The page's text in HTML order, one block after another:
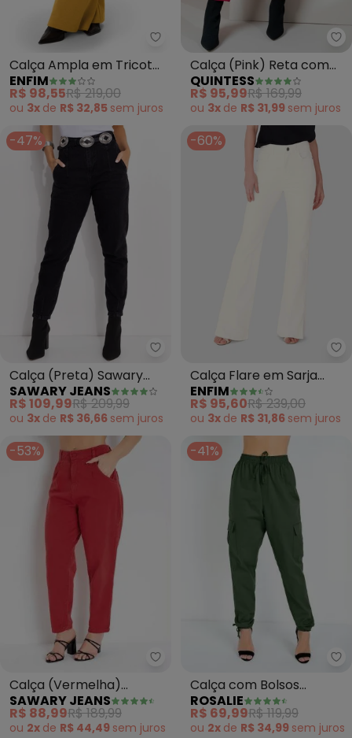
Enfim - Calça Ampla em
Calça Ampla em Tricot
(Amarelo Mostarda)
ENFIM
R$ 98,55R$ 219,00
ou 3x de R$ 32,85 sem juros
Calça (Pink) Reta com
Pregas e Bolsos
QUINTESS
R$ 95,99R$ 169,99
ou 3x de R$ 31,99 sem juros
-47%
Sawary Jeans - Calça (Preta)
Calça (Preta) Sawary
Mom Jeans com Bolsos
SAWARY JEANS
R$ 109,99R$ 209,99
ou 3x de R$ 36,66 sem juros
-60%
Calça Flare em Sarja
Cintura Alta (Off White)
ENFIM
R$ 95,60R$ 239,00
ou 3x de R$ 31,86 sem juros
-53%
Sawary Jeans - Calça
Calça (Vermelha)
Slouchy com Bolsos
Sawary
SAWARY JEANS
R$ 88,99R$ 189,99
ou 2x de R$ 44,49 sem juros
-41%
Calça com Bolsos
Laterais e Amarrações
(Verde)
ROSALIE
R$ 69,99R$ 119,99
ou 2x de R$ 34,99 sem juros